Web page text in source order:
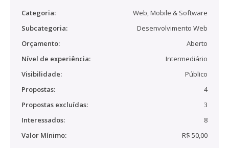
Categoria:
Web, Mobile & Software
Subcategoria:
Desenvolvimento Web
Orçamento:
Aberto
Nível de experiência:
Intermediário
Visibilidade:
Público
Propostas:
4
Propostas excluídas:
3
Interessados:
8
Valor Mínimo:
R$ 50,00